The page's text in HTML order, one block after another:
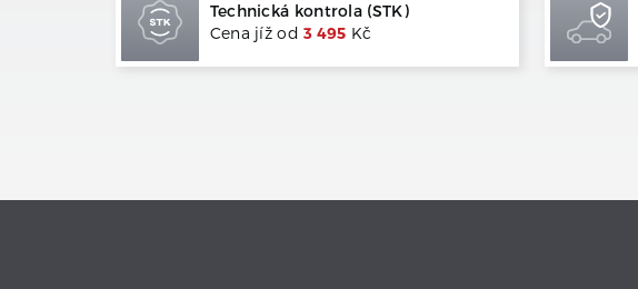
Technická kontrola (STK)
Cena jíž od3 495 Kč